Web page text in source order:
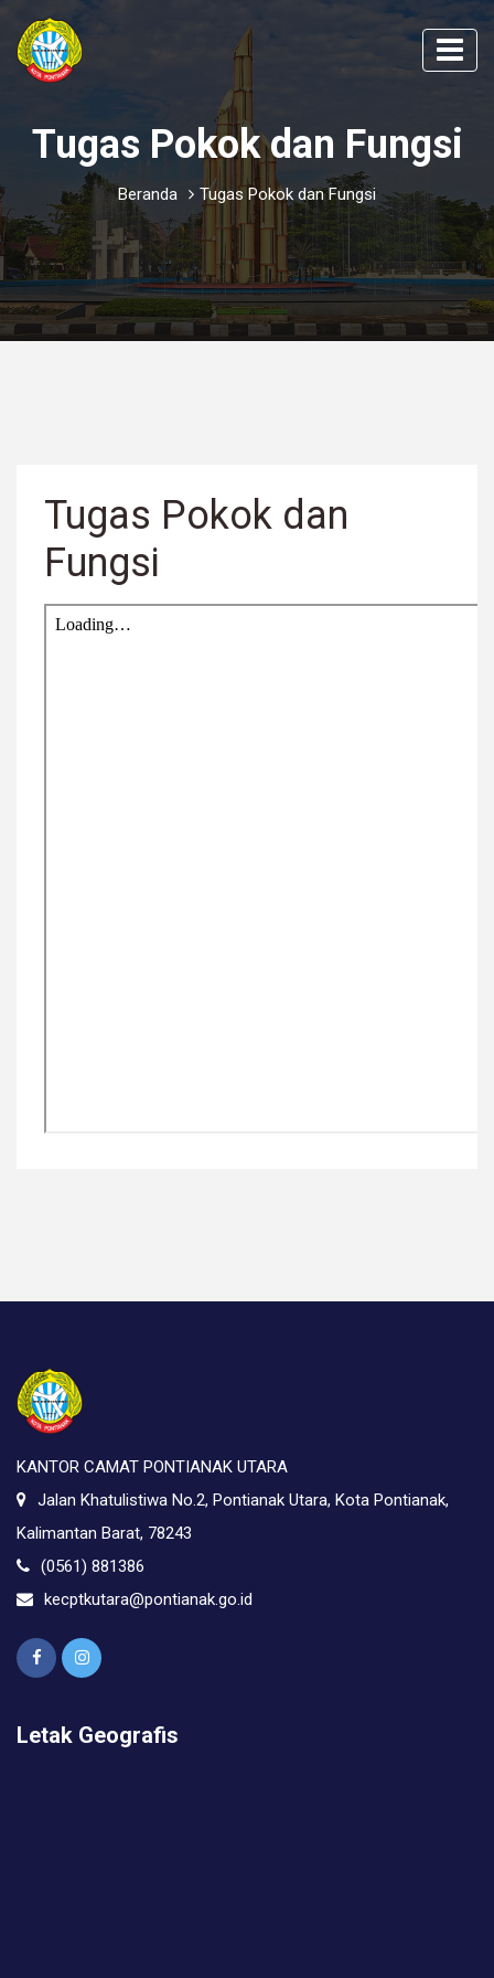
Tugas Pokok dan Fungsi
Beranda Tugas Pokok dan Fungsi
Tugas Pokok dan
Fungsi
KANTOR CAMAT PONTIANAK UTARA
Jalan Khatulistiwa No.2, Pontianak Utara, Kota Pontianak,
Kalimantan Barat, 78243
(0561) 881386
kecptkutara@pontianak.go.id
Letak Geografis